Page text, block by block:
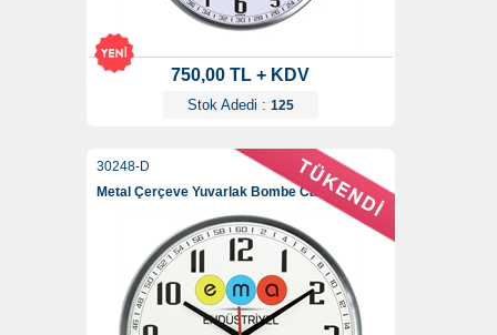
750,00 TL + KDV
Stok Adedi : 125
30248-D
Metal Çerçeve Yuvarlak Bombe Cam Duvar Saati (Dijital) 35 Cm